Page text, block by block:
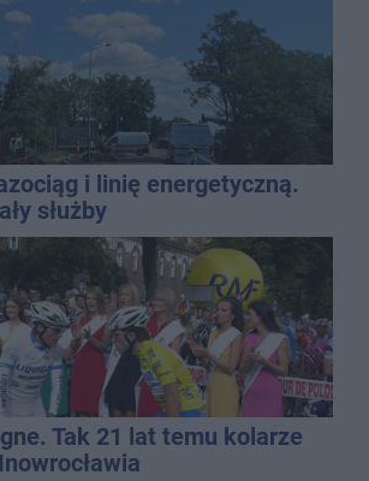
i linię energetyczną.
służby
Tak 21 lat temu kolarze